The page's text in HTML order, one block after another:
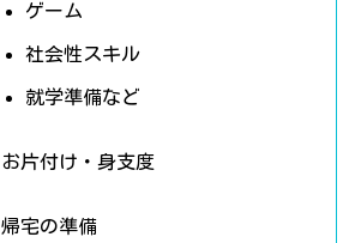
ゲーム
社会性スキル
就学準備など
お片付け・身支度
帰宅の準備